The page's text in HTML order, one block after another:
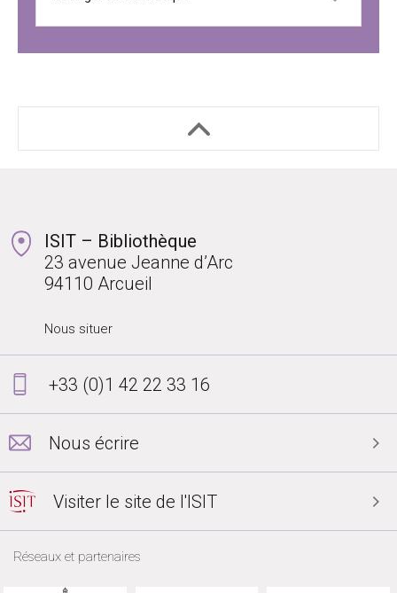
ISIT – Bibliothèque
23 avenue Jeanne d’Arc
94110 Arcueil
Nous situer
+33 (0)1 42 22 33 16
Nous écrire
Visiter le site de l'ISIT
Réseaux et partenaires